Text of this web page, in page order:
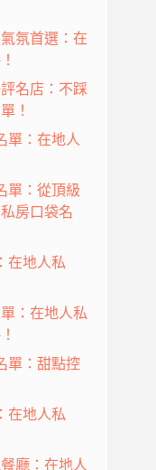
氛首選：在
名店：不踩
！
單：在地人
單：從頂級
房口袋名
在地人私
：在地人私
單：甜點控
在地人私
廳：在地人